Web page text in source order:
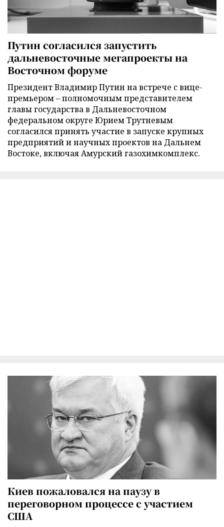
Путин согласился запустить
дальневосточные мегапроекты на
Восточном форуме
Президент Владимир Путин на встрече с вице-
премьером – полномочным представителем
главы государства в Дальневосточном
федеральном округе Юрием Трутневым
согласился принять участие в запуске крупных
предприятий и научных проектов на Дальнем
Востоке, включая Амурский газохимкомплекс.
Киев пожаловался на паузу в
переговорном процессе с участием
США